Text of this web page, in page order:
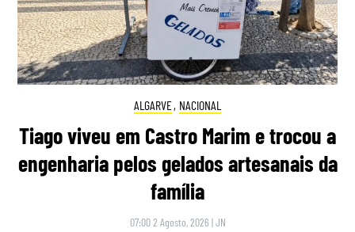
ALGARVE, NACIONAL
Tiago viveu em Castro Marim e trocou a
engenharia pelos gelados artesanais da
família
07:00 2 Agosto, 2026 |JN